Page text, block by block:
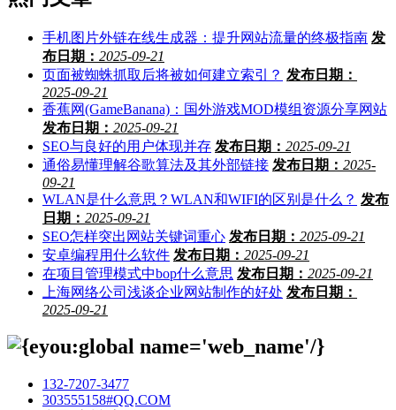
手机图片外链在线生成器：提升网站流量的终极指南 发
布日期： 2025-09-21
页面被蜘蛛抓取后将被如何建立索引？ 发布日期：
2025-09-21
香蕉网(GameBanana)：国外游戏MOD模组资源分享网站
发布日期： 2025-09-21
SEO与良好的用户体现并存 发布日期： 2025-09-21
通俗易懂理解谷歌算法及其外部链接 发布日期： 2025-
09-21
WLAN是什么意思？WLAN和WIFI的区别是什么？ 发布
日期： 2025-09-21
SEO怎样突出网站关键词重心 发布日期： 2025-09-21
安卓编程用什么软件 发布日期： 2025-09-21
在项目管理模式中bop什么意思 发布日期： 2025-09-21
上海网络公司浅谈企业网站制作的好处 发布日期：
2025-09-21
132-7207-3477
303555158#QQ.COM